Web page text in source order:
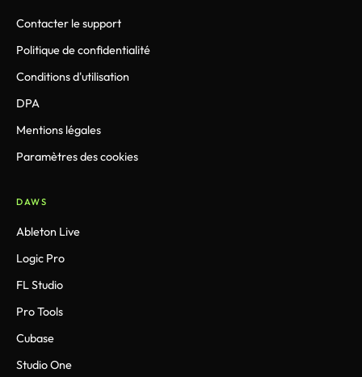
Contacter le support
Politique de confidentialité
Conditions d'utilisation
DPA
Mentions légales
Paramètres des cookies
DAWS
Ableton Live
Logic Pro
FL Studio
Pro Tools
Cubase
Studio One